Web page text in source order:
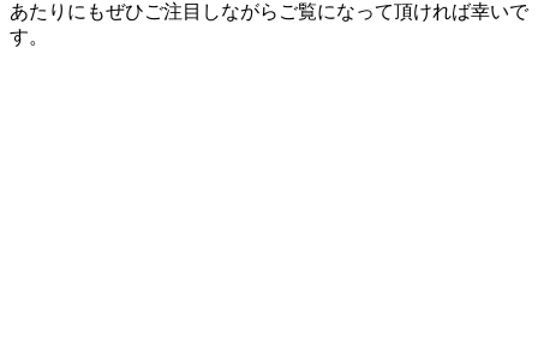
あたりにもぜひご注目しながらご覧になって頂ければ幸いで
す。